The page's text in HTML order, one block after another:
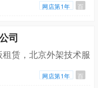
网店第1年 百
司
赁，北京外架技术服
网店第1年 百